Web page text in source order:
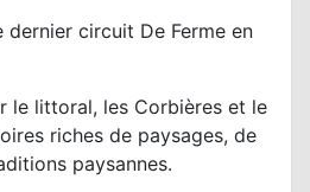
dernier circuit De Ferme en
le littoral, les Corbières et le
riches de paysages, de
paysannes.